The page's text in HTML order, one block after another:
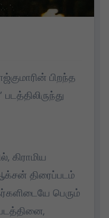
பிறந்த
கிராமிய
திரைப்படம்
பெரும்